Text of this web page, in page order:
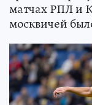
матчах РПЛ и
москвичей